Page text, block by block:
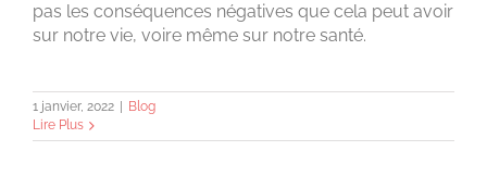
pas les conséquences négatives que cela peut avoir
sur notre vie, voire même sur notre santé.
1 janvier, 2022
Blog
Lire Plus